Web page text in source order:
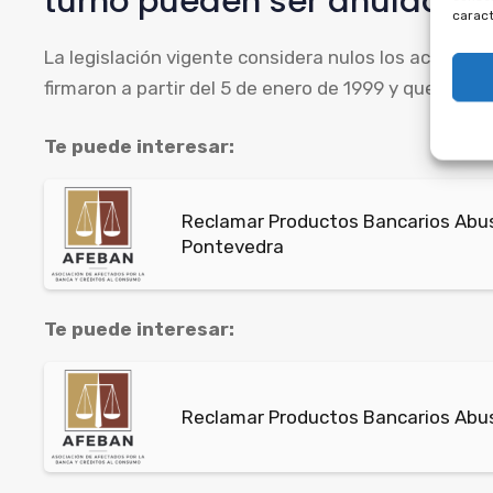
La legislación vigente considera nulos los
firmaron a partir del 5 de enero de 1999 y que no
Te puede interesar:
Reclamar Productos Bancarios
Pontevedra
Te puede interesar:
Reclamar Productos Bancarios